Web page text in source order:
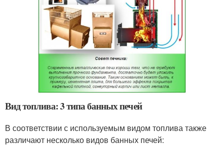
Вид топлива: 3 типа банных печей
В соответствии с используемым видом топлива также
различают несколько видов банных печей: